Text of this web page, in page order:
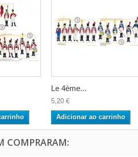
Le 4ème...
5,20 €
Adicionar ao carrinho
COMPRARAM: